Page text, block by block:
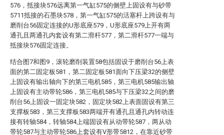
576，抵接块576远离第一气缸575的侧壁上固设有与砂带
5711抵接的石墨块578，第一气缸575的活塞杆上跨设有与
磨削台56固定连接的U形底座579，U形底座579上开有两
通孔且两通孔内套设有第二滑杆577，第二滑杆577一端与
抵接块576固定连接。
结合图7和图9，滚轮磨削装置58包括固设于磨削台56上表
面的第二固定板581，第二固定板581面向下压梁32的侧壁
上固设有输出轴向下的第三电机585，第三电机585输出轴
上固设有主动带轮586，第三电机585与下压梁32之间的磨
削台56上固设一固定块582，固定块582上表面固设有第三
支撑板583，第三支撑板583两端开有通孔且通孔内转动连
接有转轴584，转轴584上端固设有从动带轮587，两从动
带轮587与主动带轮586上套设有V形带5812，在靠近砂带